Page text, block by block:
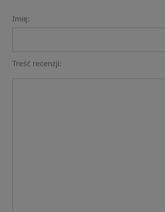
Imię:
Treść recenzji: